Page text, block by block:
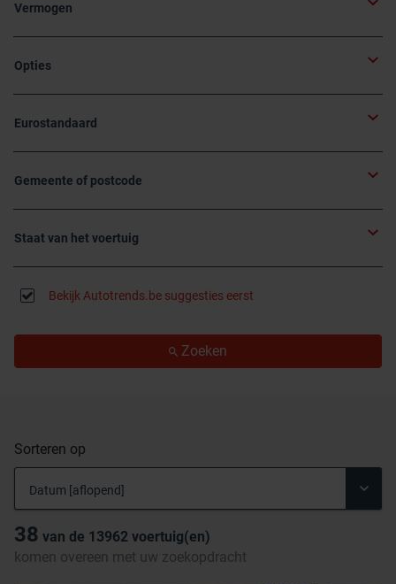
Vermogen
Opties
Eurostandaard
Gemeente of postcode
Staat van het voertuig
Bekijk Autotrends.be suggesties eerst
Zoeken
38 van de 13962 voertuig(en)
komen overeen met uw zoekopdracht
Sorteren op